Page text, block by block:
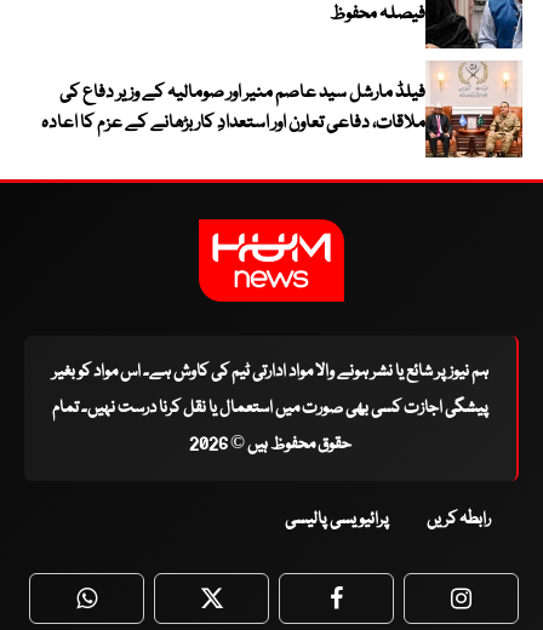
فیصلہ محفوظ
فیلڈ مارشل سید عاصم منیر اور صومالیہ کے وزیر دفاع کی
ملاقات، دفاعی تعاون اور استعدادِ کار بڑھانے کے عزم کا اعادہ
ہم نیوز پر شائع یا نشر ہونے والا مواد ادارتی ٹیم کی کاوش ہے۔ اس مواد کو بغیر
پیشگی اجازت کسی بھی صورت میں استعمال یا نقل کرنا درست نہیں۔ تمام
حقوق محفوظ ہیں © 2026
رابطہ کریں پرائیویسی پالیسی
WhatsApp Twitter Facebook